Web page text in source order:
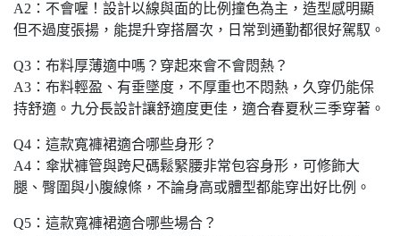
A2：不會喔！設計以線與面的比例撞色為主，造型感明顯
但不過度張揚，能提升穿搭層次，日常到通勤都很好駕馭。
Q3：布料厚薄適中嗎？穿起來會不會悶熱？
A3：布料輕盈、有垂墜度，不厚重也不悶熱，久穿仍能保
持舒適。九分長設計讓舒適度更佳，適合春夏秋三季穿著。
Q4：這款寬褲裙適合哪些身形？
A4：傘狀褲管與跨尺碼鬆緊腰非常包容身形，可修飾大
腿、臀圍與小腹線條，不論身高或體型都能穿出好比例。
Q5：這款寬褲裙適合哪些場合？